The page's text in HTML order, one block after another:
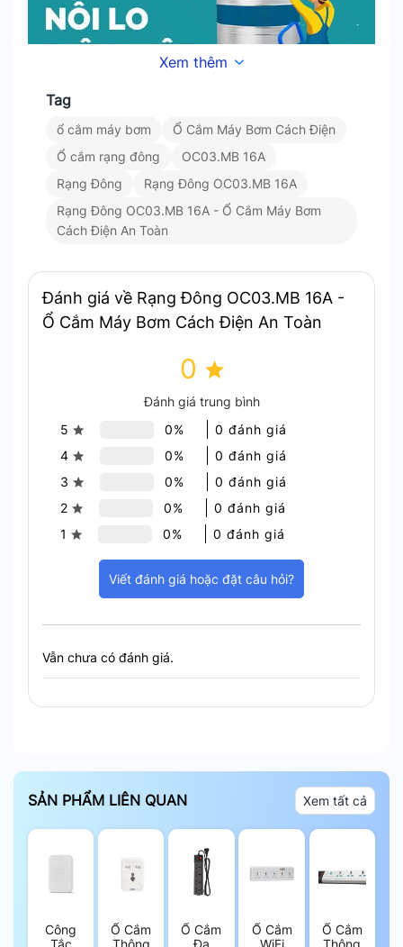
Rạng Đông OC03.MB 16A – An Toàn Điện Tuyệt Đối
Tự Động Hóa Hoạt Động Máy Bơm
Chế độ tự động: Ổ cắm tự động bật máy
Chế độ thủ công: Người dùng có thể bật máy
bơm thủ công trong 30 phút. Sau đó hệ
Rạng Đông OC03.MB 16A – Tự Động Hóa Hoạt Động Máy
Bơm
Không tải trực tiếp qua tiếp điểm phao điện,
giảm hao mòn và giúp phao hoạt động bền
phí điện năng và tránh cháy hỏng động cơ.
Xem thêm
Tag
ổ cắm máy bơm
Ổ Cắm Máy Bơm Cách Điện
Ổ cắm rạng đông
OC03.MB 16A
Rạng Đông
Rạng Đông OC03.MB 16A
Rạng Đông OC03.MB 16A - Ổ Cắm Máy Bơm
Cách Điện An Toàn
Đánh giá về Rạng Đông OC03.MB 16A -
Ổ Cắm Máy Bơm Cách Điện An Toàn
0
Đánh giá trung bình
5
0%
0 đánh giá
4
0%
0 đánh giá
3
0%
0 đánh giá
2
0%
0 đánh giá
1
0% 0 đánh giá
Viết đánh giá hoặc đặt câu hỏi?
Vẫn chưa có đánh giá.
SẢN PHẨM LIÊN QUAN Xem tất cả
Công
Tắc
Ổ Cắm
Thông
Ổ Cắm
Đa
Ổ Cắm
WiFi
Ổ Cắm
Thông